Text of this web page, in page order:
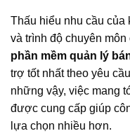
Thấu hiểu nhu cầu của
và trình độ chuyên
phần mềm quản lý
trợ tốt nhất theo yêu
những vậy, việc mang
được cung cấp giúp
lựa chọn nhiều hơn.